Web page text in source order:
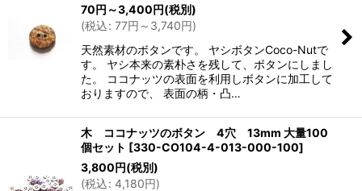
70円 ～3,400円(税別)
(税込: 77円 ～3,740円)
天然素材のボタンです。 ヤシボタンCoco-Nutで
す。 ヤシ本来の素朴さを残して、ボタンにしまし
た。 ココナッツの表面を利用しボタンに加工して
おりますので、 表面の柄・凸…
木 ココナッツのボタン 4穴 13mm 大量100
個セット [330-CO104-4-013-000-100]
3,800円(税別)
(税込: 4,180円)